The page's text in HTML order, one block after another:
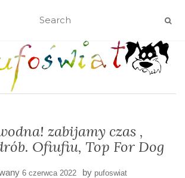
zabijamy czas ,
Ofiufiu, Top For Dog
6 czerwca 2022 by pufoswiat